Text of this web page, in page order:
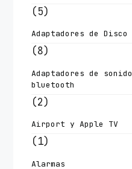
(5)
Adaptadores de Disco
(8)
Adaptadores de
bluetooth
(2)
Airport y Apple TV
(1)
Alarmas